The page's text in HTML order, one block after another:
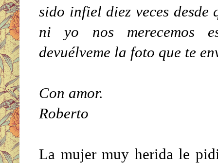
sido infiel diez veces desde
ni yo nos merecemos
devuélveme la foto que te
Con amor.
Roberto
La mujer muy herida le